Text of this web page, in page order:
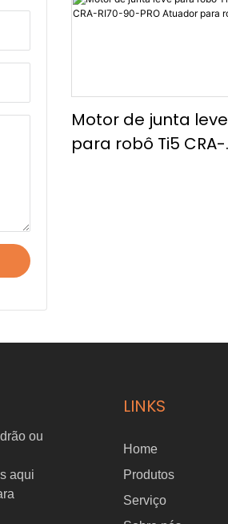
Motor de junta leve
para robô Ti5 CRA-
ou
aqui
LINKS
Home
Produtos
Serviço